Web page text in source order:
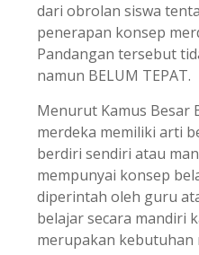
dari obrolan siswa
penerapan konsep
Pandangan tersebut
namun BELUM TEPAT.
Menurut Kamus Besar
merdeka memiliki arti
berdiri sendiri atau
mempunyai konsep
diperintah oleh guru
belajar secara mandiri
merupakan kebutuhan